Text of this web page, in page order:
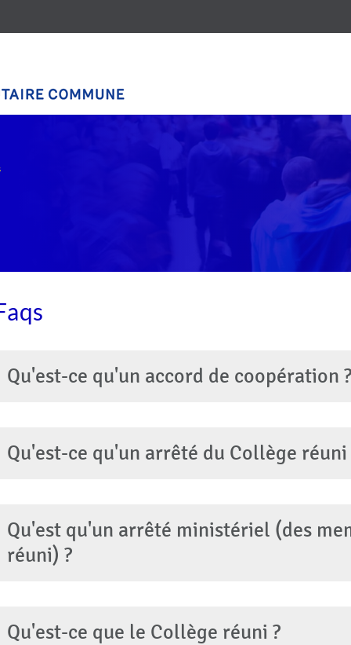
Qu'est-ce qu'un accord de coopération ?
Qu'est-ce qu'un arrêté du Collège réuni
Qu'est qu'un arrêté ministériel (des
réuni) ?
Qu'est-ce que le Collège réuni ?